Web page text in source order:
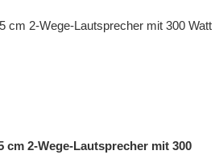
cm 2-Wege-Lautsprecher mit 300